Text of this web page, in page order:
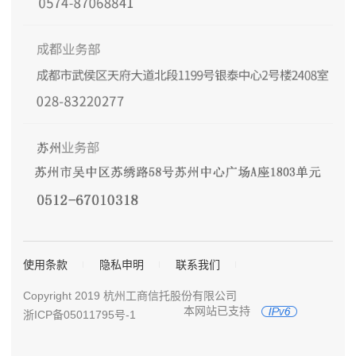
使用条款 隐私申明 联系我们
Copyright 2019 杭州工商信托股份有限公司
浙ICP备05011795号-1
本网站已支持